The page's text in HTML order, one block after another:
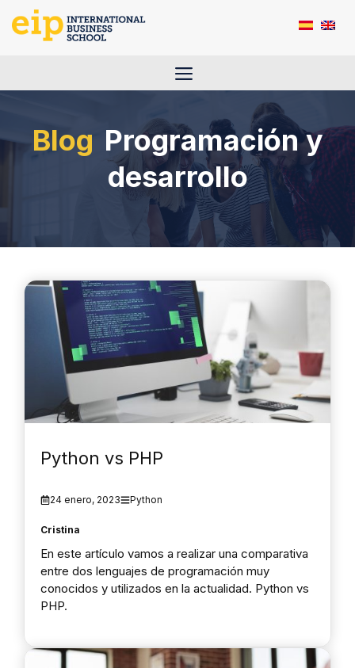
Saltar
Menú
Programación y
desarrollo
Python vs PHP
24 enero, 2023 Python
Cristina
En este artículo vamos a realizar una comparativa
entre dos lenguajes de programación muy
conocidos y utilizados en la actualidad. Python vs
PHP.